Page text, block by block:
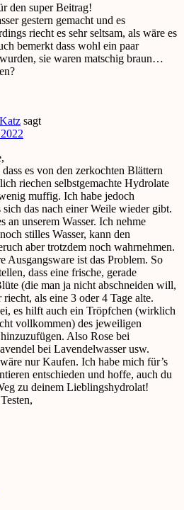
den super Beitrag!
gestern gemacht und es
riecht es sehr seltsam, als wäre es
bemerkt dass wohl ein paar
sie waren matschig braun…
sagt
es von den zerkochten Blättern
riechen selbstgemachte Hydrolate
muffig. Ich habe jedoch
sich das nach einer Weile wieder gibt.
an unserem Wasser. Ich nehme
stilles Wasser, kann den
aber trotzdem noch wahrnehmen.
Ausgangsware ist das Problem. So
dass eine frische, gerade
(die man ja nicht abschneiden will,
als eine 3 oder 4 Tage alte.
es hilft auch ein Tröpfchen (wirklich
vollkommen) des jeweiligen
Also Rose bei
bei Lavendelwasser usw.
nur Kaufen. Ich habe mich für’s
entschieden und hoffe, auch du
zu deinem Lieblingshydrolat!